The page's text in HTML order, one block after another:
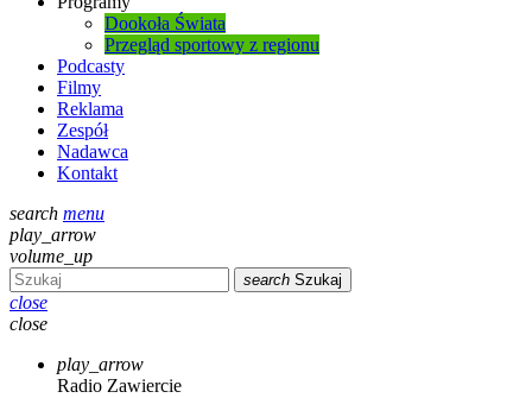
Dookoła Świata
Przegląd sportowy z regionu
Podcasty
Filmy
Reklama
Zespół
Nadawca
Kontakt
search menu
play_arrow
volume_up
search Szukaj
close
close
play_arrow
Radio Zawiercie